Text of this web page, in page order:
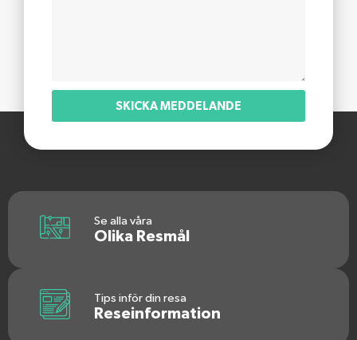
SKICKA MEDDELANDE
Se alla våra
Olika Resmål
Tips inför din resa
Reseinformation